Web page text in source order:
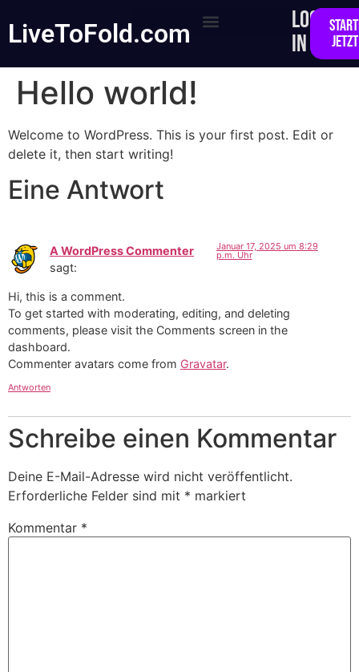
LiveToFold.com
LOG
IN
Hello world!
Welcome to WordPress. This is your first post. Edit or
delete it, then start writing!
Eine Antwort
A WordPress Commenter
sagt:
Januar 17, 2025 um 8:29
p.m. Uhr
Hi, this is a comment.
To get started with moderating, editing, and deleting
comments, please visit the Comments screen in the
dashboard.
Commenter avatars come from Gravatar.
Antworten
Schreibe einen Kommentar
Deine E-Mail-Adresse wird nicht veröffentlicht.
Erforderliche Felder sind mit * markiert
Kommentar *